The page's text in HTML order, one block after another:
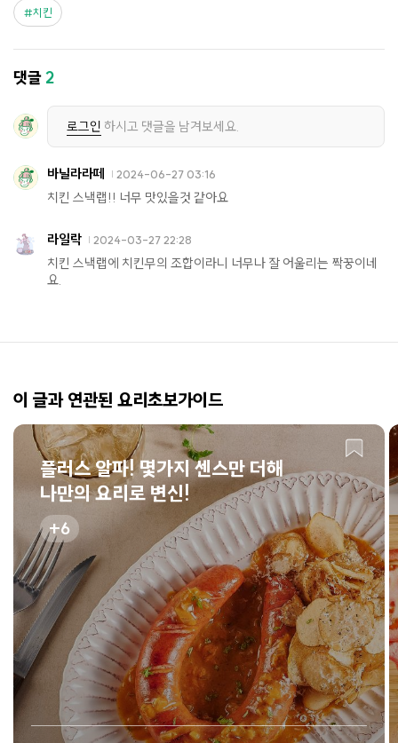
치킨
댓글2
로그인 하시고 댓글을 남겨보세요.
바닐라라떼 2024-06-27 03:16
치킨 스낵랩!! 너무 맛있을것 같아요
라일락 2024-03-27 22:28
치킨 스낵랩에 치킨무의 조합이라니 너무나 잘 어울리는 짝꿍이네
요.
이 글과 연관된 요리초보가이드
플러스 알파! 몇가지 센스만 더해
나만의 요리로 변신!
6